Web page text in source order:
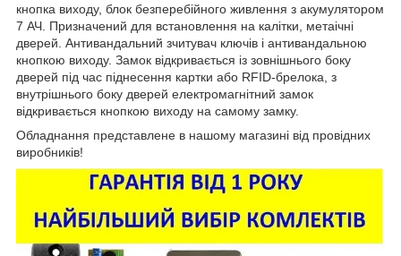
кнопка виходу, блок безперебійного живлення з акумулятором
7 АЧ. Призначений для встановлення на калітки, метаічні
дверей. Антивандальний зчитувач ключів і антивандальною
кнопкою виходу. Замок відкривається із зовнішнього боку
дверей під час піднесення картки або RFID-брелока, з
внутрішнього боку дверей електромагнітний замок
відкривається кнопкою виходу на самому замку.
Обладнання представлене в нашому магазині від провідних
виробників!